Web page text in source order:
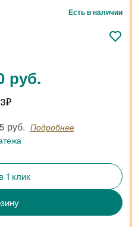
Есть в наличии
руб.
₽
руб. Подробнее
1 клик